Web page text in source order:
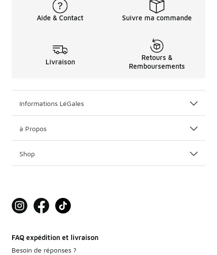
Aide & Contact Suivre ma commande
Livraison
Retours &
Remboursements
Informations LéGales
à Propos
Shop
FAQ expédition et livraison
Besoin de réponses ?